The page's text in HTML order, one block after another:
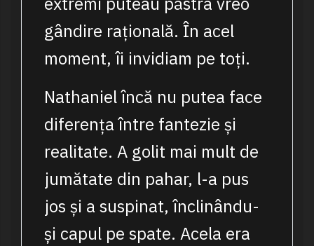
gândire rațională. În acel
moment, îi invidiam pe toți.
Nathaniel încă nu putea face
diferența între fantezie și
realitate. A golit mai mult de
jumătate din pahar, l-a pus
jos și a suspinat, înclinându-
și capul pe spate. Acela era